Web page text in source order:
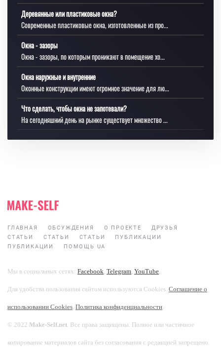
Деревянные или пластиковые окна?
Современные пластиковые окна, изготовленные из про...
Окна - зазоры
Окна - зазоры, по которым проникают в помещение хо...
Окна наружные и внутренние
Оконные конструкции имеют огромное значение для лю...
Что сделать, чтобы окна не запотевали?
На сегодняшний день на рынке существует множество ...
ГЛАВНАЯ ОБСУЖДЕНИЯ О ПРОЕКТЕ
ДРУЗЬЯ
СТАТЬИ
СТАТЬИ СТАТЬИ
ПУБЛИКАЦИИ
ПУБЛИКАЦИИ
ПОМОЩЬ UA
Мы в социальных сетях: Facebook Telegram YouTube
Для удобства пользования сайтом используются Cookies. Соглашение о
использовании Cookies Политика конфиденциальности
© 2022 Make-Self.net . Все права защищены. Полное или частичное
копирование материалов сайта без согласования с редакцией запрещено.